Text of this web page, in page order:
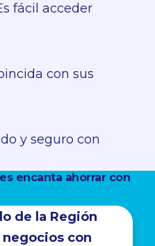
fácil acceder
con sus
y seguro con
encanta ahorrar con
de la Región
con